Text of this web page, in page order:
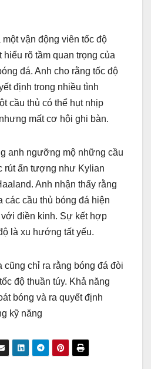
vận động viên tốc độ
hiểu rõ tầm quan trọng của
đá. Anh cho rằng tốc độ
định trong nhiều tình
cầu thủ có thể hụt nhịp
mất cơ hội ghi bàn.
anh ngưỡng mộ những cầu
rút ấn tượng như Kylian
Anh nhận thấy rằng
các cầu thủ bóng đá hiện
điền kinh. Sự kết hợp
là xu hướng tất yếu.
cũng chỉ ra rằng bóng đá đòi
độ thuần túy. Khả năng
bóng và ra quyết định
kỹ năng